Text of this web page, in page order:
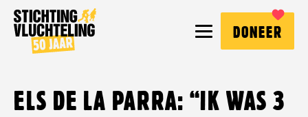
DONEER
ELS DE LA PARRA: “IK WAS 3